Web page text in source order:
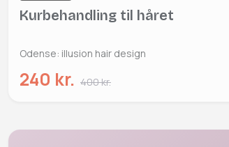
Kurbehandling til håret
Odense: illusion hair design
240 kr. 400 kr.